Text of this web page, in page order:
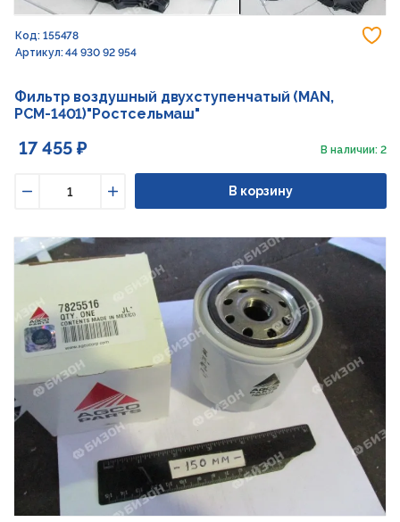
Код: 155478
Артикул: 44 930 92 954
Фильтр воздушный двухступенчатый (MAN,
РСМ-1401)"Ростсельмаш"
17 455 ₽ В наличии: 2
Увеличить
В корзину